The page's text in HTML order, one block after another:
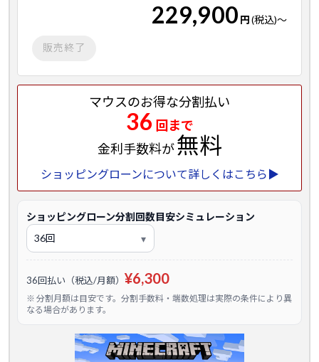
229,900 円(税込)～
販売終了
マウスのお得な分割払い
36 回まで
金利手数料が無料
ショッピングローンについて詳しくはこちら▶
ショッピングローン分割回数目安シミュレーション
36回払い（税込/月額） ¥6,300
※ 分割月額は目安です。分割手数料・端数処理は実際の条件により異
なる場合があります。